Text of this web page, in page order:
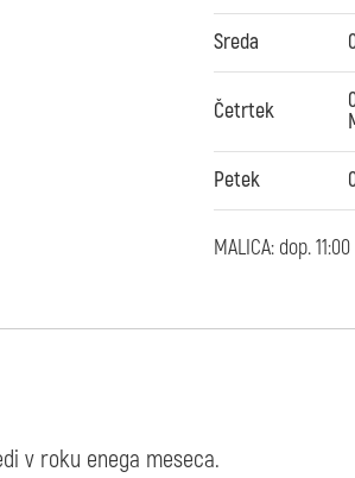
Sreda
Četrtek
Petek
MALICA: dop.
v roku enega meseca.